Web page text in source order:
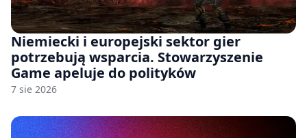
Niemiecki i europejski sektor gier
potrzebują wsparcia. Stowarzyszenie
Game apeluje do polityków
7 sie 2026